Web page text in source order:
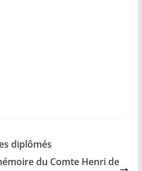
diplômés
du Comte Henri de